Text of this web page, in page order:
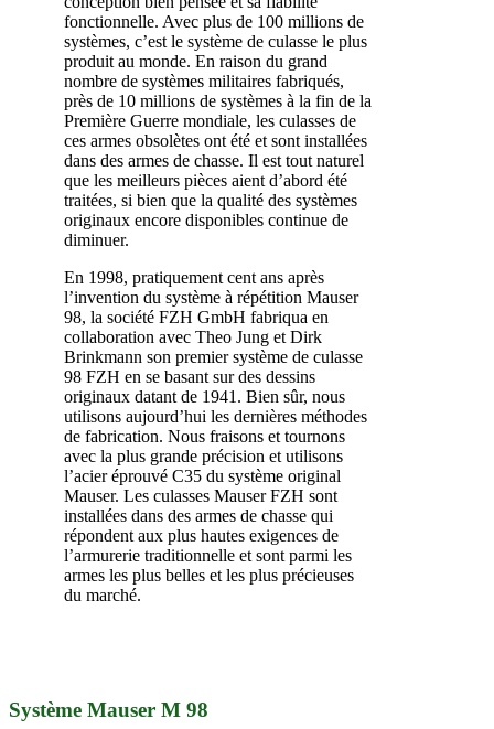
fonctionnelle. Avec plus de 100 millions de
systèmes, c’est le système de culasse le plus
produit au monde. En raison du grand
nombre de systèmes militaires fabriqués,
près de 10 millions de systèmes à la fin de la
Première Guerre mondiale, les culasses de
ces armes obsolètes ont été et sont installées
dans des armes de chasse. Il est tout naturel
que les meilleurs pièces aient d’abord été
traitées, si bien que la qualité des systèmes
originaux encore disponibles continue de
diminuer.
En 1998, pratiquement cent ans après
l’invention du système à répétition Mauser
98, la société FZH GmbH fabriqua en
collaboration avec Theo Jung et Dirk
Brinkmann son premier système de culasse
98 FZH en se basant sur des dessins
originaux datant de 1941. Bien sûr, nous
utilisons aujourd’hui les dernières méthodes
de fabrication. Nous fraisons et tournons
avec la plus grande précision et utilisons
l’acier éprouvé C35 du système original
Mauser. Les culasses Mauser FZH sont
installées dans des armes de chasse qui
répondent aux plus hautes exigences de
l’armurerie traditionnelle et sont parmi les
armes les plus belles et les plus précieuses
du marché.
Système Mauser M 98